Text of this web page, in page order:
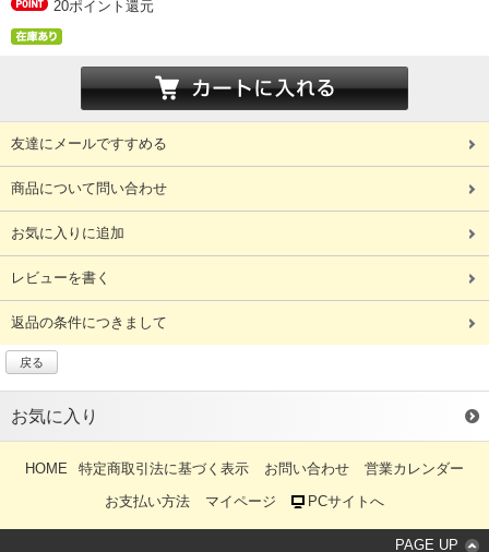
20ポイント還元
友達にメールですすめる
商品について問い合わせ
お気に入りに追加
レビューを書く
返品の条件につきまして
戻る
お気に入り
HOME 特定商取引法に基づく表示 お問い合わせ
営業カレンダー
お支払い方法
マイページ PCサイトへ
PAGE UP